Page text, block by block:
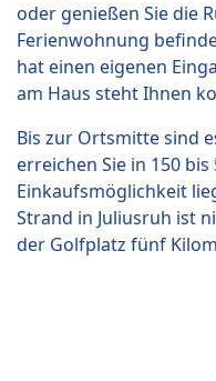
oder genießen Sie die
Ferienwohnung
hat einen eigenen
am Haus steht Ihnen
Bis zur Ortsmitte sind
erreichen Sie in 150
Einkaufsmöglichkeit
Strand in Juliusruh ist
der Golfplatz fünf